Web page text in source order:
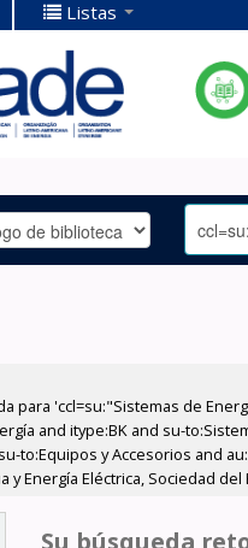
Listas
para 'ccl=su:"Sistemas de
and itype:BK and su-
to:Equipos y Accesorios and
y Energía Eléctrica, Sociedad
Su búsqueda